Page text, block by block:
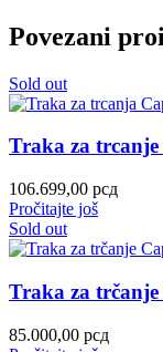
Povezani
Sold out
Traka za
106.699,00 рсд
Pročitajte još
Sold out
Traka za
85.000,00 рсд